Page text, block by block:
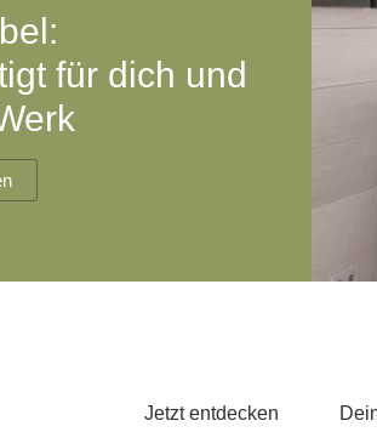
Highboard
für dich und
Jetzt entdecken